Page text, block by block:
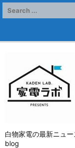
白物家電の最新ニュ
blog